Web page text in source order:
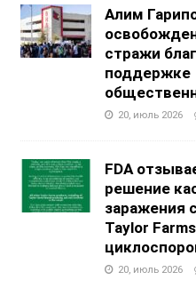
Алим
стражи
поддержке
20, июль 2026
FDA
решение
заражения
Taylor Farms
20, июль 2026